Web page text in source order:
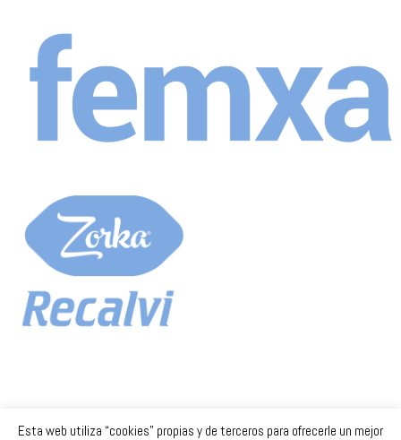
Esta web utiliza “cookies” propias y de terceros para ofrecerle un mejor